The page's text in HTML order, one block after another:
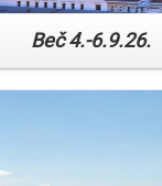
Read More